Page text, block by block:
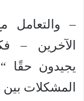
– والتعامل
الآخرين –
يجيدون حقًا
المشكلات بين